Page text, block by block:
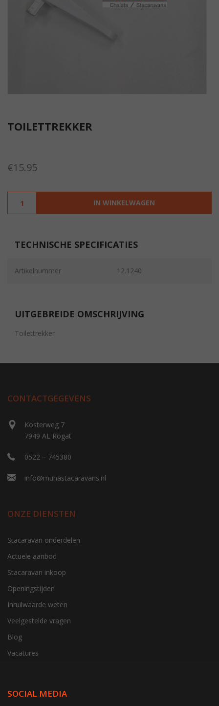
TOILETTREKKER
€15.95
IN WINKELWAGEN
TECHNISCHE SPECIFICATIES
Artikelnummer 12.1240
UITGEBREIDE OMSCHRIJVING
Toilettrekker
CONTACTGEGEVENS
Kosterweg 7
7949 AL Rogat
0522 – 745380
info@muhastacaravans.nl
ONZE DIENSTEN
Stacaravan onderdelen
Actuele aanbod
Stacaravan inkoop
Openingstijden
Inruilwaarde weten
Veelgestelde vragen
Blog
Vacatures
SOCIAL MEDIA